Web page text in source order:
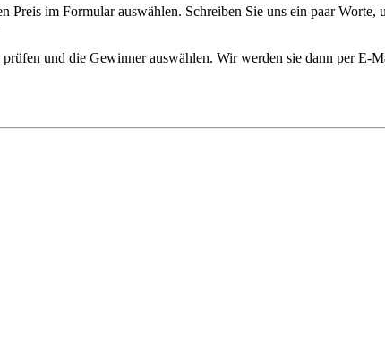
Preis im Formular auswählen. Schreiben Sie uns ein paar
und die Gewinner auswählen. Wir werden sie dann per E-